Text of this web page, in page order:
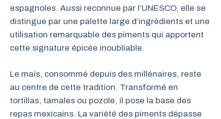
espagnoles. Aussi reconnue par l’UNESCO, elle se
distingue par une palette large d’ingrédients et une
utilisation remarquable des piments qui apportent
cette signature épicée inoubliable.
Le maïs, consommé depuis des millénaires, reste
au centre de cette tradition. Transformé en
tortillas, tamales ou pozole, il pose la base des
repas mexicains. La variété des piments dépasse